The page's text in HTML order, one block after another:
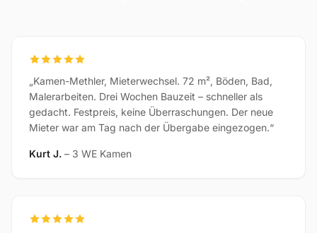
„Kamen-Methler, Mieterwechsel. 72 m², Böden, Bad,
Malerarbeiten. Drei Wochen Bauzeit – schneller als
gedacht. Festpreis, keine Überraschungen. Der neue
Mieter war am Tag nach der Übergabe eingezogen.“
Kurt J. – 3 WE Kamen